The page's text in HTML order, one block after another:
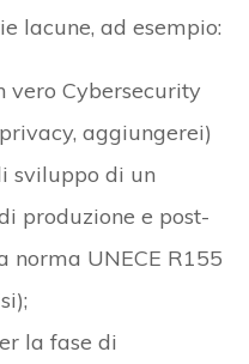
lacune, ad esempio:
vero Cybersecurity
aggiungerei)
sviluppo di un
produzione e post-
norma UNECE R155
la fase di